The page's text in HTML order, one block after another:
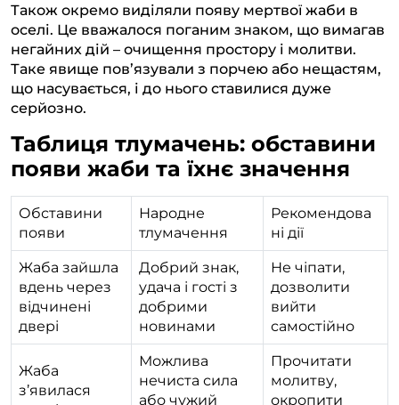
Також окремо виділяли появу мертвої жаби в
оселі. Це вважалося поганим знаком, що вимагав
негайних дій – очищення простору і молитви.
Таке явище пов’язували з порчею або нещастям,
що насувається, і до нього ставилися дуже
серйозно.
Таблиця тлумачень: обставини
появи жаби та їхнє значення
Обставини
появи
Народне
тлумачення
Рекомендова
ні дії
Жаба зайшла
вдень через
відчинені
двері
Добрий знак,
удача і гості з
добрими
новинами
Не чіпати,
дозволити
вийти
самостійно
Жаба
з’явилася
Можлива
нечиста сила
або чужий
Прочитати
молитву,
окропити